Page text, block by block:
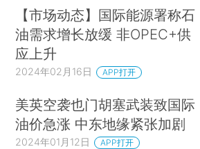
【市场动态】国际能源署称石
油需求增长放缓 非OPEC+供
应上升
2024年02月16日 APP打开
美英空袭也门胡塞武装致国际
油价急涨 中东地缘紧张加剧
2024年01月12日 APP打开